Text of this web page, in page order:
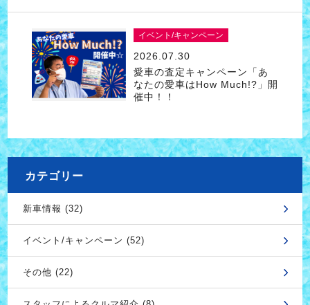
イベント/キャンペーン
2026.07.30
愛車の査定キャンペーン「あ
なたの愛車はHow Much!?」開
催中！！
カテゴリー
新車情報 (32)
イベント/キャンペーン (52)
その他 (22)